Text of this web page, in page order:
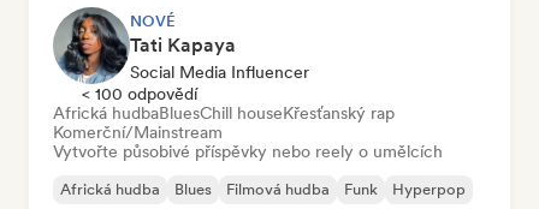
NOVÉ
Tati Kapaya
Social Media Influencer
< 100 odpovědí
Africká hudbaBluesChill houseKřesťanský rap
Komerční/Mainstream
Vytvořte působivé příspěvky nebo reely o umělcích
Africká hudba Blues Filmová hudba Funk Hyperpop